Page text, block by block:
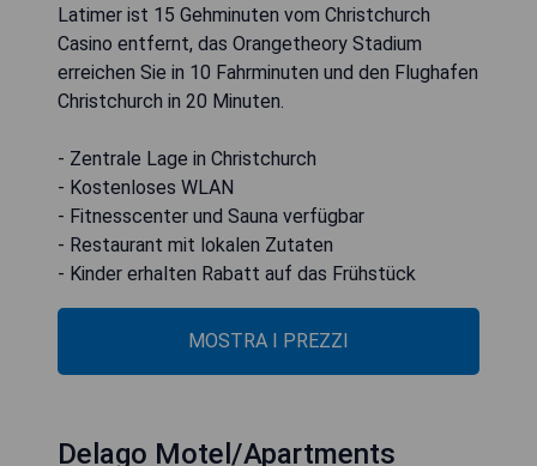
Latimer ist 15 Gehminuten vom Christchurch
Casino entfernt, das Orangetheory Stadium
erreichen Sie in 10 Fahrminuten und den Flughafen
Christchurch in 20 Minuten.
- Zentrale Lage in Christchurch
- Kostenloses WLAN
- Fitnesscenter und Sauna verfügbar
- Restaurant mit lokalen Zutaten
- Kinder erhalten Rabatt auf das Frühstück
MOSTRA I PREZZI
Delago Motel/Apartments